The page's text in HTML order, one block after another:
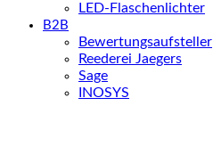
LED-Flaschenlichter
B2B
Bewertungsaufsteller
Reederei Jaegers
Sage
INOSYS